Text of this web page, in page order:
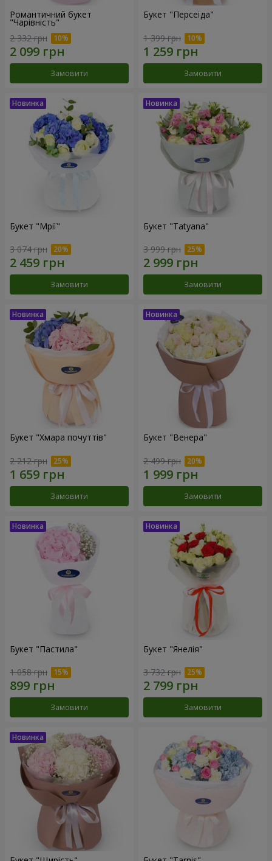
Романтичний букет
"Чарівність"
2 332 грн
Замовити
Букет "Персеїда"
1 399 грн
Замовити
Букет "Мрії"
3 074 грн
Замовити
Букет "Tatyana"
3 999 грн
Замовити
Букет "Хмара почуттів"
2 212 грн
Замовити
Букет "Венера"
2 499 грн
Замовити
Букет "Пастила"
1 058 грн
Замовити
Букет "Янелія"
3 732 грн
Замовити